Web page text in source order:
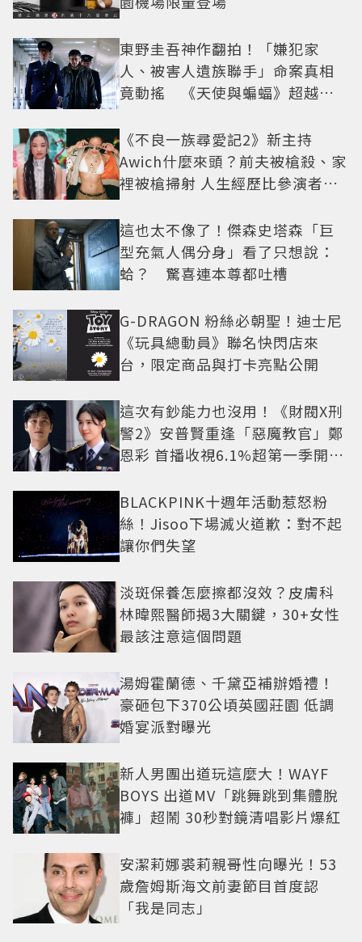
東野圭吾神作翻拍！「嫌犯家
人、被害人遺族聯手」命案真相
竟動搖 《天使與蝙蝠》超越懸
《不良一族尋愛記2》新主持
Awich什麼來頭？前夫被槍殺、家
裡被槍掃射 人生經歷比參演者還
這也太不像了！傑森史塔森「巨
型充氣人偶分身」看了只想說：
蛤？ 驚喜連本尊都吐槽
G-DRAGON 粉絲必朝聖！迪士尼
《玩具總動員》聯名快閃店來
台，限定商品與打卡亮點公開
這次有鈔能力也沒用！《財閥X刑
警2》安普賢重逢「惡魔教官」鄭
恩彩 首播收視6.1%超第一季開紅
BLACKPINK十週年活動惹怒粉
絲！Jisoo下場滅火道歉：對不起
讓你們失望
淡斑保養怎麼擦都沒效？皮膚科
林暐熙醫師揭3大關鍵，30+女性
最該注意這個問題
湯姆霍蘭德、千黛亞補辦婚禮！
豪砸包下370公頃英國莊園 低調
婚宴派對曝光
新人男團出道玩這麼大！WAYF
BOYS 出道MV「跳舞跳到集體脫
褲」超鬧 30秒對鏡清唱影片爆紅
安潔莉娜裘莉親哥性向曝光！53
歲詹姆斯海文前妻節目首度認
「我是同志」